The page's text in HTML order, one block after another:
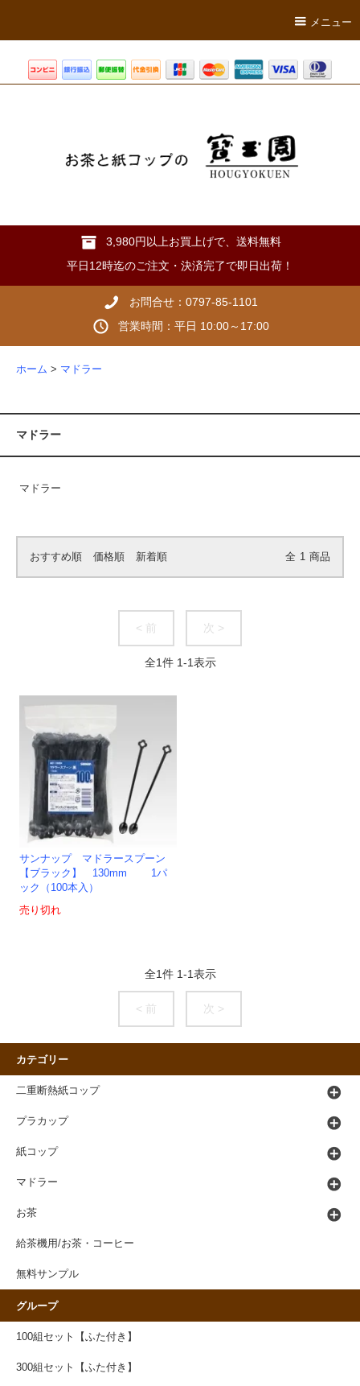
メニュー
3,980円以上お買上げで、送料無料
平日12時迄のご注文・決済完了で即日出荷！
お問合せ：0797-85-1101
営業時間：平日 10:00～17:00
ホーム > マドラー
マドラー
マドラー
おすすめ順 価格順 新着順 全 1 商品
< 前 次 >
全1件 1-1表示
サンナップ マドラースプーン
【ブラック】 130mm 1パ
ック（100本入）
売り切れ
全1件 1-1表示
< 前 次 >
カテゴリー
二重断熱紙コップ
プラカップ
紙コップ
マドラー
お茶
給茶機用/お茶・コーヒー
無料サンプル
グループ
100組セット【ふた付き】
300組セット【ふた付き】